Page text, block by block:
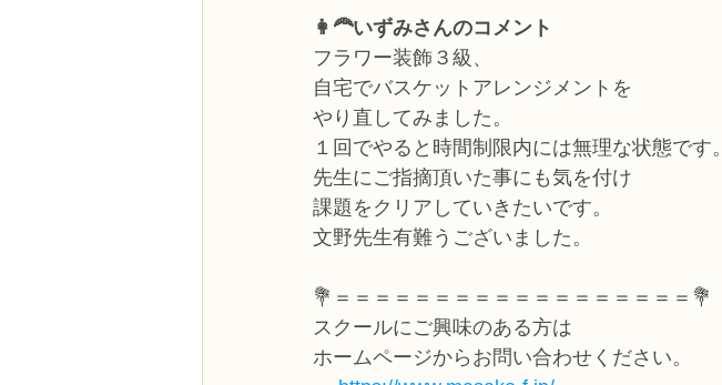
👩‍🦰いずみさんのコメント
フラワー装飾３級、
自宅でバスケットアレンジメントを
やり直してみました。
１回でやると時間制限内には無理な状態です。
先生にご指摘頂いた事にも気を付け
課題をクリアしていきたいです。
文野先生有難うございました。
💐＝＝＝＝＝＝＝＝＝＝＝＝＝＝＝＝＝＝💐
スクールにご興味のある方は
ホームページからお問い合わせください。